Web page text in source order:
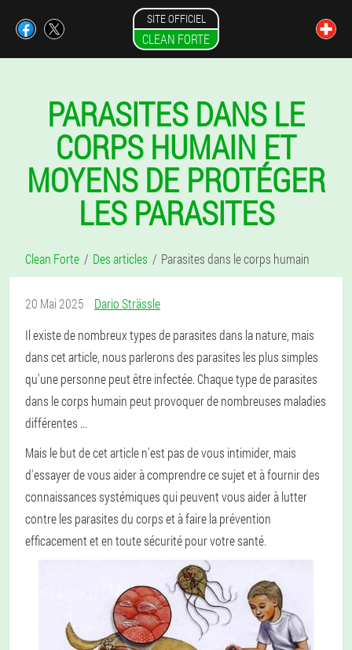
SITE OFFICIEL
CLEAN FORTE
PARASITES DANS LE
CORPS HUMAIN ET
MOYENS DE PROTÉGER
LES PARASITES
Clean Forte Des articles Parasites dans le corps humain
20 Mai 2025
Dario Strässle
Il existe de nombreux types de parasites dans la nature, mais
dans cet article, nous parlerons des parasites les plus simples
qu'une personne peut être infectée. Chaque type de parasites
dans le corps humain peut provoquer de nombreuses maladies
différentes ...
Mais le but de cet article n'est pas de vous intimider, mais
d'essayer de vous aider à comprendre ce sujet et à fournir des
connaissances systémiques qui peuvent vous aider à lutter
contre les parasites du corps et à faire la prévention
efficacement et en toute sécurité pour votre santé.